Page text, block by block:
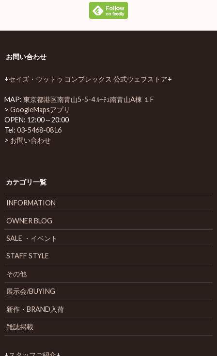
お問い合わせ
+セイズ・ウットゥ コンプレックス 公式ウェブストア+
MAP: 東京都港区南青山5-5-4 ﾙｰﾁｪ南青山A棟 １F
> GoogleMapsアプリ
OPEN: 12:00～20:00
Tel: 03-5468-0816
> お問い合わせ
カテゴリ一覧
INFORMATION
OWNER BLOG
SALE ・イベント
STAFF STYLE
その他
展示会/BUYING
新作・BRAND入荷
雑誌掲載